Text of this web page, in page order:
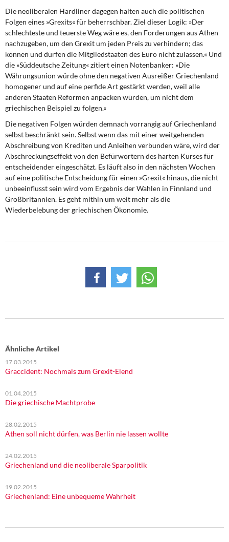
Die neoliberalen Hardliner dagegen halten auch die politischen
Folgen eines »Grexits« für beherrschbar. Ziel dieser Logik: »Der
schlechteste und teuerste Weg wäre es, den Forderungen aus Athen
nachzugeben, um den Grexit um jeden Preis zu verhindern; das
können und dürfen die Mitgliedstaaten des Euro nicht zulassen.« Und
die »Süddeutsche Zeitung« zitiert einen Notenbanker: »Die
Währungsunion würde ohne den negativen Ausreißer Griechenland
homogener und auf eine perfide Art gestärkt werden, weil alle
anderen Staaten Reformen anpacken würden, um nicht dem
griechischen Beispiel zu folgen.«
Die negativen Folgen würden demnach vorrangig auf Griechenland
selbst beschränkt sein. Selbst wenn das mit einer weitgehenden
Abschreibung von Krediten und Anleihen verbunden wäre, wird der
Abschreckungseffekt von den Befürwortern des harten Kurses für
entscheidender eingeschätzt. Es läuft also in den nächsten Wochen
auf eine politische Entscheidung für einen »Grexit« hinaus, die nicht
unbeeinflusst sein wird vom Ergebnis der Wahlen in Finnland und
Großbritannien. Es geht mithin um weit mehr als die
Wiederbelebung der griechischen Ökonomie.
Ähnliche Artikel
17.03.2015
Graccident: Nochmals zum Grexit-Elend
01.04.2015
Die griechische Machtprobe
28.02.2015
Athen soll nicht dürfen, was Berlin nie lassen wollte
24.02.2015
Griechenland und die neoliberale Sparpolitik
19.02.2015
Griechenland: Eine unbequeme Wahrheit